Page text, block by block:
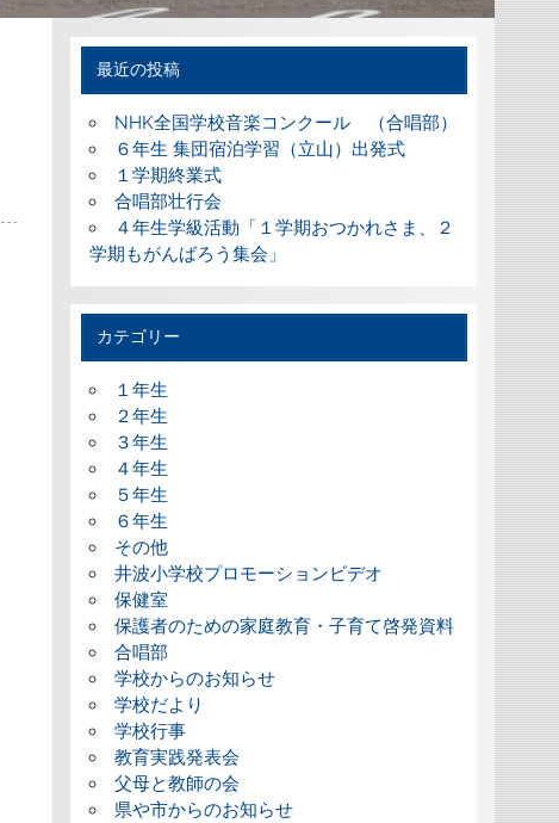
最近の投稿
NHK全国学校音楽コンクール （合唱部）
６年生 集団宿泊学習（立山）出発式
１学期終業式
合唱部壮行会
４年生学級活動「１学期おつかれさま、２
学期もがんばろう集会」
カテゴリー
１年生
２年生
３年生
４年生
５年生
６年生
その他
井波小学校プロモーションビデオ
保健室
保護者のための家庭教育・子育て啓発資料
合唱部
学校からのお知らせ
学校だより
学校行事
教育実践発表会
父母と教師の会
県や市からのお知らせ